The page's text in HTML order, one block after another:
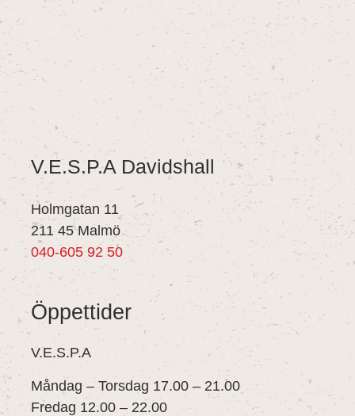
V.E.S.P.A Davidshall
Holmgatan 11
211 45 Malmö
040-605 92 50
Öppettider
V.E.S.P.A
Måndag – Torsdag 17.00 – 21.00
Fredag 12.00 – 22.00